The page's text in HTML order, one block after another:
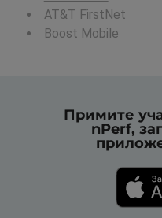
AT&T FirstNet
Boost Mobile
Примите
nPerf,